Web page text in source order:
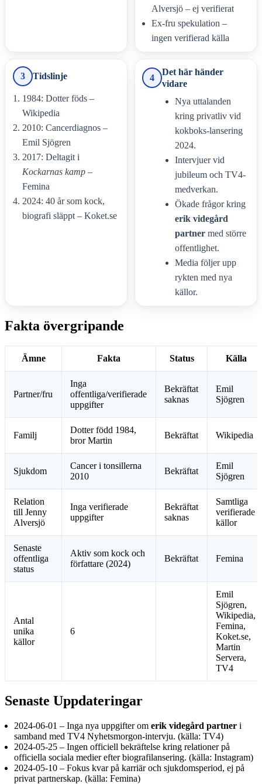
Alversjö – ej verifierat
Ex-fru spekulation –
ingen verifierad källa
3 Tidslinje
1984: Dotter föds –
Wikipedia
2010: Cancerdiagnos –
Emil Sjögren
2017: Deltagit i
Kockarnas kamp–
Femina
2024: 40 år som kock,
biografi släppt – Koket.se
4
Det här händer
vidare
Nya uttalanden
kring privatliv vid
kokboks-lansering
2024.
Intervjuer vid
jubileum och TV4-
medverkan.
Ökade frågor kring
erik videgård
partner med större
offentlighet.
Media följer upp
rykten med nya
källor.
Fakta övergripande
Ämne Fakta Status Källa
Partner/fru
Inga
offentliga/verifierade
uppgifter
Bekräftat
saknas
Emil
Sjögren
Familj
Dotter född 1984,
bror Martin
Bekräftat Wikipedia
Sjukdom
Cancer i tonsillerna
2010
Bekräftat
Emil
Sjögren
Relation
till Jenny
Alversjö
Inga verifierade
uppgifter
Bekräftat
saknas
Samtliga
verifierade
källor
Senaste
offentliga
status
Aktiv som kock och
författare (2024)
Bekräftat Femina
Antal
unika
källor
6
Emil
Sjögren,
Wikipedia,
Femina,
Koket.se,
Martin
Servera,
TV4
Senaste Uppdateringar
2024-06-01 – Inga nya uppgifter om erik videgård partner i
samband med TV4 Nyhetsmorgon-intervju. (källa: TV4)
2024-05-25 – Ingen officiell bekräftelse kring relationer på
officiella sociala medier efter biografilansering. (källa: Instagram)
2024-05-10 – Fokus kvar på karriär och sjukdomsperiod, ej på
privat partnerskap. (källa: Femina)